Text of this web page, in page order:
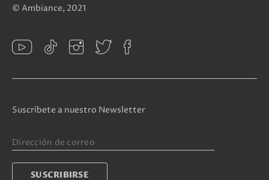
© Ambiance, 2021
Suscríbete a nuestro Newsletter